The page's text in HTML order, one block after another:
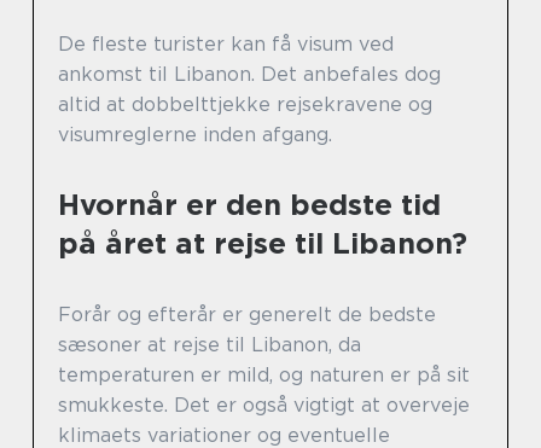
De fleste turister kan få visum ved
ankomst til Libanon. Det anbefales dog
altid at dobbelttjekke rejsekravene og
visumreglerne inden afgang.
Hvornår er den bedste tid
på året at rejse til Libanon?
Forår og efterår er generelt de bedste
sæsoner at rejse til Libanon, da
temperaturen er mild, og naturen er på sit
smukkeste. Det er også vigtigt at overveje
klimaets variationer og eventuelle